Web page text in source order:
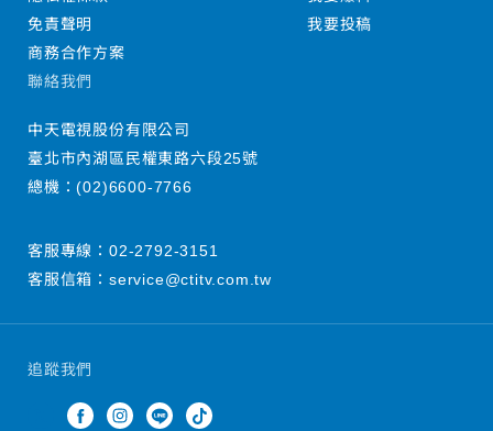
追蹤我們
免責聲明
商務合作方案
我要投稿
聯絡我們
中天電視股份有限公司
臺北市內湖區民權東路六段25號
總機：(02)6600-7766
客服專線： 02-2792-3151
客服信箱： service@ctitv.com.tw